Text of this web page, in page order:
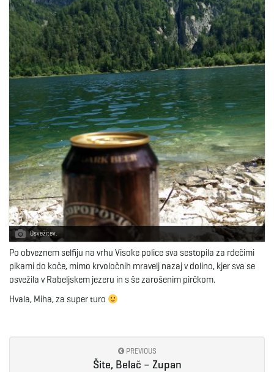
Osvežitev.
Po obveznem selfiju na vrhu Visoke police sva sestopila za rdečimi
pikami do koče, mimo krvoločnih mravelj nazaj v dolino, kjer sva se
osvežila v Rabeljskem jezeru in s še zarošenim pirčkom.
Hvala, Miha, za super turo
PREVIOUS
Šite, Belač – Zupan